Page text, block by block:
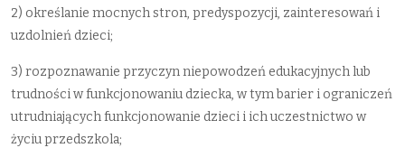
2) określanie mocnych stron, predyspozycji, zainteresowań i
uzdolnień dzieci;
3) rozpoznawanie przyczyn niepowodzeń edukacyjnych lub
trudności w funkcjonowaniu dziecka, w tym barier i ograniczeń
utrudniających funkcjonowanie dzieci i ich uczestnictwo w
życiu przedszkola;